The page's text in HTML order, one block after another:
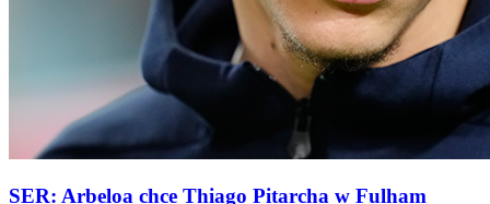
SER: Arbeloa chce Thiago Pitarcha w Fulham